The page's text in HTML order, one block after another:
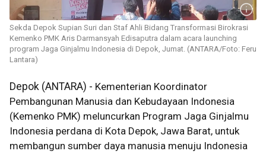
Sekda Depok Supian Suri dan Staf Ahli Bidang Transformasi Birokrasi
Kemenko PMK Aris Darmansyah Edisaputra dalam acara launching
program Jaga Ginjalmu Indonesia di Depok, Jumat. (ANTARA/Foto: Feru
Lantara)
Depok (ANTARA) - Kementerian Koordinator
Pembangunan Manusia dan Kebudayaan Indonesia
(Kemenko PMK) meluncurkan Program Jaga Ginjalmu
Indonesia perdana di Kota Depok, Jawa Barat, untuk
membangun sumber daya manusia menuju Indonesia